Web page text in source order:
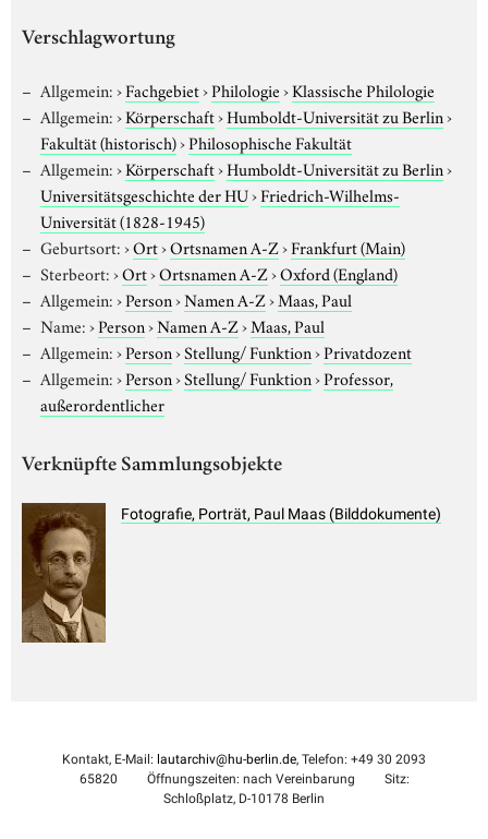
Verschlagwortung
Allgemein:›Fachgebiet›Philologie›Klassische Philologie
Allgemein:›Körperschaft›Humboldt-Universität zu Berlin›
Fakultät (historisch)›Philosophische Fakultät
Allgemein:›Körperschaft›Humboldt-Universität zu Berlin›
Universitätsgeschichte der HU›Friedrich-Wilhelms-
Universität (1828-1945)
Geburtsort:›Ort›Ortsnamen A-Z›Frankfurt (Main)
Sterbeort:›Ort›Ortsnamen A-Z›Oxford (England)
Allgemein:›Person›Namen A-Z›Maas, Paul
Name:›Person›Namen A-Z›Maas, Paul
Allgemein:›Person›Stellung/ Funktion›Privatdozent
Allgemein:›Person›Stellung/ Funktion›Professor,
außerordentlicher
Verknüpfte Sammlungsobjekte
Fotografie, Porträt, Paul Maas (Bilddokumente)
Kontakt, E-Mail: lautarchiv@hu-berlin.de, Telefon: +49 30 2093
65820
Öffnungszeiten: nach Vereinbarung
Sitz:
Schloßplatz, D-10178 Berlin